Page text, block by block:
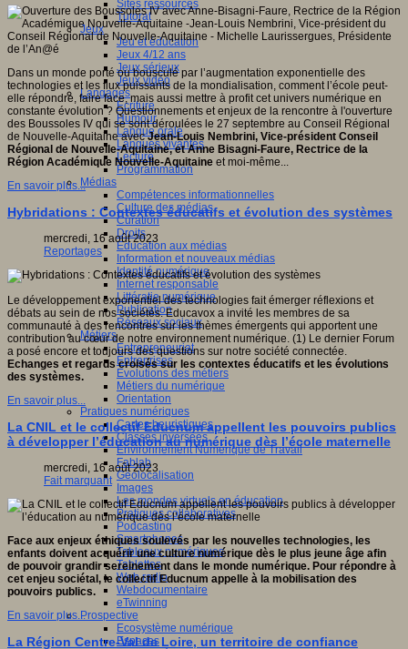
Sites ressources
Tutorat
Jeux
Jeu et éducation
Jeux 4/12 ans
Jeux sérieux
Jeux vidéo
Langages
Ecriture
Humour
Langue orale
Langues vivantes
Lecture
Programmation
Médias
Compétences informationnelles
Culture des médias
Curation
Droits
Education aux médias
Information et nouveaux médias
Identité numérique
Internet responsable
Littératie numérique
Publication
Réseaux sociaux
Métiers
Entrepreneuriat
Entreprises
Evolutions des métiers
Métiers du numérique
Orientation
Pratiques numériques
Cartes heuristiques
Classes inversées
Environnement Numérique de Travail
Fablab
Géolocalisation
Images
Les mondes virtuels en éducation
Pratiques collaboratives
Podcasting
Smartphones
Tableaux numériques
Tablettes
Web radio
Webdocumentaire
eTwinning
Prospective
Ecosystème numérique
Espaces
Dans un monde porté ou bousculé par l’augmentation exponentielle des
technologies et les flux puissants de la mondialisation, comment l’école peut-
elle répondre, faire face, mais aussi mettre à profit cet univers numérique en
constante évolution ? Questionnements et enjeux de la rencontre à l'ouverture
des Boussoles IV qui se sont déroulées le 27 septembre au Conseil Régional
de Nouvelle-Aquitaine avecJean-Louis Nembrini, Vice-président Conseil
Régional de Nouvelle-Aquitaine, et Anne Bisagni-Faure, Rectrice de la
Région Académique Nouvelle-Aquitaine et moi-même...
En savoir plus...
Hybridations : Contextes éducatifs et évolution des systèmes
mercredi, 16 août 2023
Reportages
Le développement exponentiel des technologies fait émerger réflexions et
débats au sein de nos sociétés. Educavox a invité les membres de sa
communauté à des rencontres sur les thèmes émergents qui apportent une
contribution au cœur de notre environnement numérique. (1) Le dernier Forum
a posé encore et toujours des questions sur notre société connectée.
Echanges et regards croisés sur les contextes éducatifs et les évolutions
des systèmes.
En savoir plus...
La CNIL et le collectif Educnum appellent les pouvoirs publics
à développer l’éducation au numérique dès l’école maternelle
mercredi, 16 août 2023
Fait marquant
Face aux enjeux éthiques soulevés par les nouvelles technologies, les
enfants doivent acquérir une culture numérique dès le plus jeune âge afin
de pouvoir grandir sereinement dans le monde numérique. Pour répondre à
cet enjeu sociétal, le collectif Educnum appelle à la mobilisation des
pouvoirs publics.
En savoir plus...
La Région Centre-Val de Loire, un territoire de confiance